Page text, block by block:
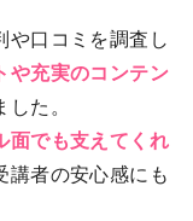
や口コミを調査し
や充実のコンテン
した。
面でも支えてくれ
講者の安心感にも